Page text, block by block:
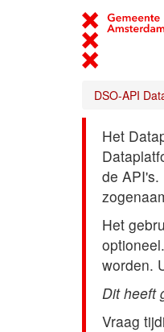
DSO-API
Het
de
Het
worden.
Dit heeft
Vraag